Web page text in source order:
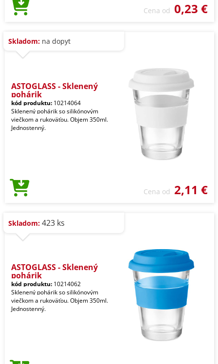
Cena od 0,23 €
Skladom: na dopyt
ASTOGLASS - Sklenený
pohárik
kód produktu: 10214064
Sklenený pohárik so silikónovým
viečkom a rukoväťou. Objem 350ml.
Jednostenný.
Cena od 2,11 €
Skladom: 423 ks
ASTOGLASS - Sklenený
pohárik
kód produktu: 10214062
Sklenený pohárik so silikónovým
viečkom a rukoväťou. Objem 350ml.
Jednostenný.